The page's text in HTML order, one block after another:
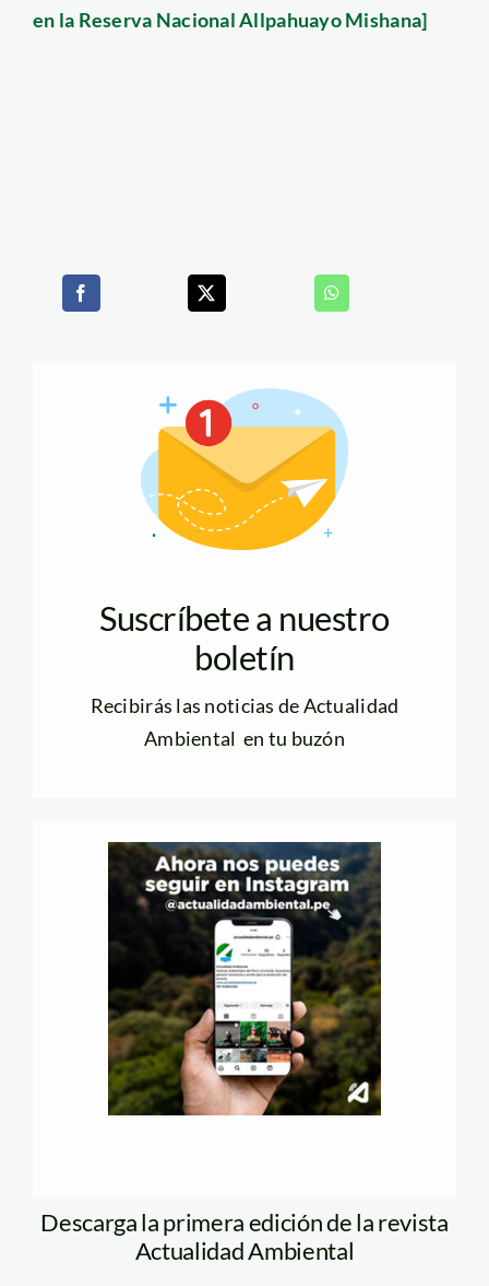
en la Reserva Nacional Allpahuayo Mishana]
Suscríbete a nuestro
boletín
Recibirás las noticias de Actualidad
Ambiental en tu buzón
Descarga la primera edición de la revista
Actualidad Ambiental